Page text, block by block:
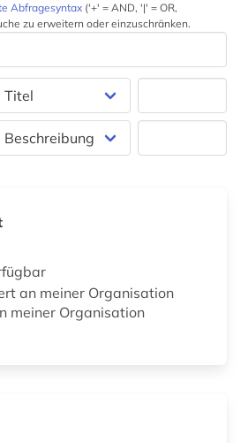
Abfragesyntax ('+' = AND, '|' = OR,
zu erweitern oder einzuschränken.
an meiner Organisation